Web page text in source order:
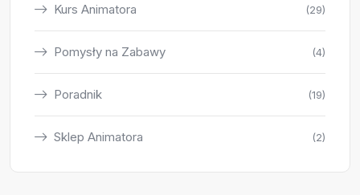
Kurs Animatora (29)
Pomysły na Zabawy (4)
Poradnik (19)
Sklep Animatora (2)